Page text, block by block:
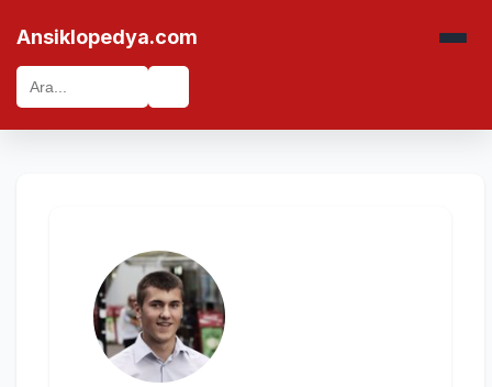
Ansiklopedya.com